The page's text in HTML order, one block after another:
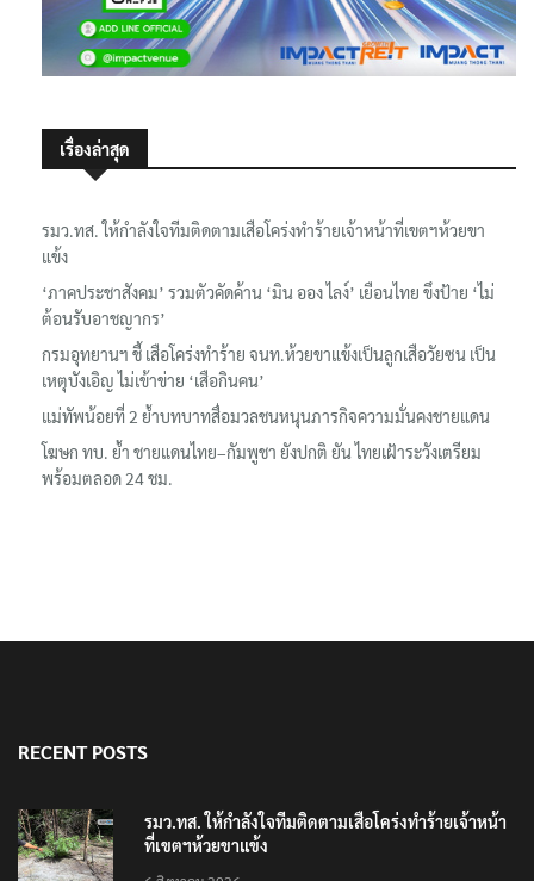
เรื่องล่าสุด
รมว.ทส. ให้กำลังใจทีมติดตามเสือโคร่งทำร้ายเจ้าหน้าที่เขตฯห้วยขา
แข้ง
‘ภาคประชาสังคม’ รวมตัวคัดค้าน ‘มิน ออง ไลง์’ เยือนไทย ขึงป้าย ‘ไม่
ต้อนรับอาชญากร’
กรมอุทยานฯ ชี้ เสือโคร่งทำร้าย จนท.ห้วยขาแข้งเป็นลูกเสือวัยซน เป็น
เหตุบังเอิญ ไม่เข้าข่าย ‘เสือกินคน’
แม่ทัพน้อยที่ 2 ย้ำบทบาทสื่อมวลชนหนุนภารกิจความมั่นคงชายแดน
โฆษก ทบ. ย้ำ ชายแดนไทย–กัมพูชา ยังปกติ ยัน ไทยเฝ้าระวังเตรียม
พร้อมตลอด 24 ชม.
RECENT POSTS
รมว.ทส. ให้กำลังใจทีมติดตามเสือโคร่งทำร้ายเจ้าหน้า
ที่เขตฯห้วยขาแข้ง